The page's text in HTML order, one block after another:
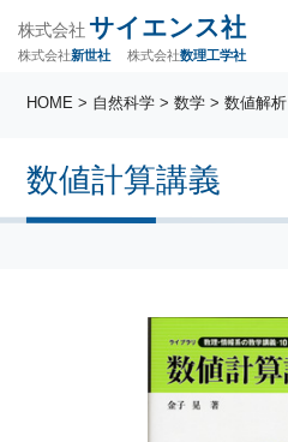
株式会社 サイエンス社
株式会社新世社 株式会社数理工学社
数値計算講義
HOME > 自然科学 >数学 >数値解析